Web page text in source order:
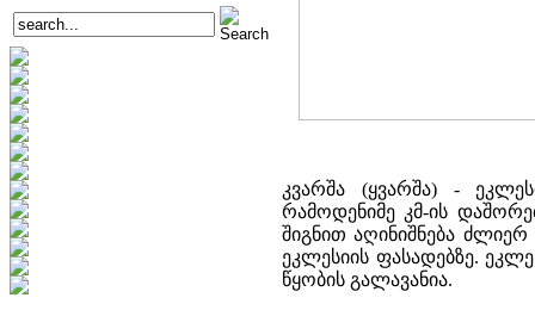
კვარშა (ყვარშა) -
რამოდენიმე კმ-ის
შიგნით აღინიშნება
ეკლესიის ფასადებზე.
წყობის გალავანია.